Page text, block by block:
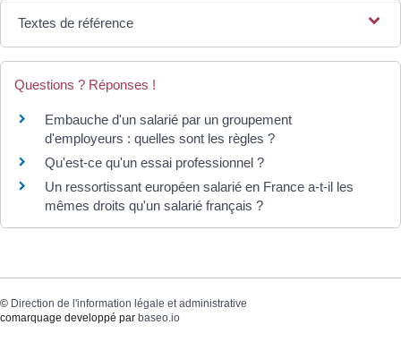
Textes de référence
Questions ? Réponses !
Embauche d'un salarié par un groupement
d'employeurs : quelles sont les règles ?
Qu'est-ce qu'un essai professionnel ?
Un ressortissant européen salarié en France a-t-il les
mêmes droits qu'un salarié français ?
© Direction de l'information légale et administrative
comarquage developpé par baseo.io